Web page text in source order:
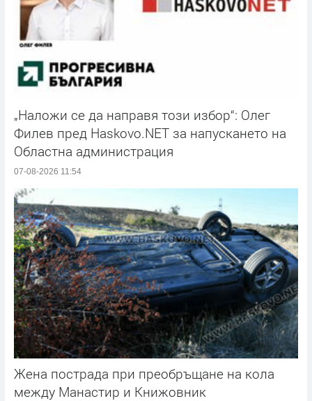
„Наложи се да направя този избор“: Олег
Филев пред Haskovo.NET за напускането на
Областна администрация
07-08-2026 11:54
Жена пострада при преобръщане на кола
между Манастир и Книжовник